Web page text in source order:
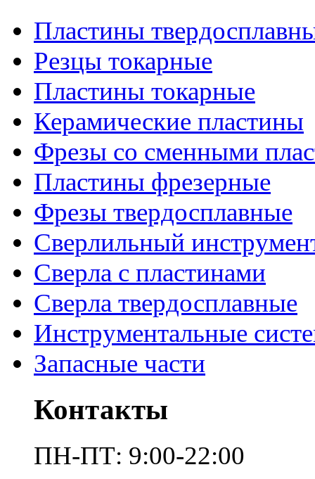
Пластины
Резцы токарные
Пластины токарные
Керамические пластины
Фрезы со сменными
Пластины фрезерные
Фрезы твердосплавные
Сверлильный
Сверла с пластинами
Сверла твердосплавные
Инструментальные
Запасные части
Контакты
ПН-ПТ: 9:00-22:00